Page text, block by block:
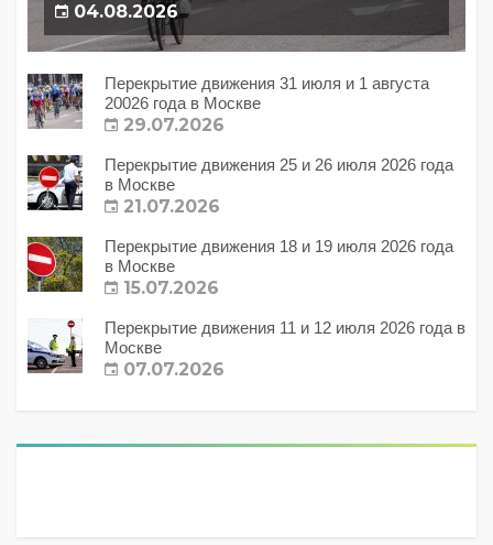
04.08.2026
Перекрытие движения 31 июля и 1 августа
20026 года в Москве
29.07.2026
Перекрытие движения 25 и 26 июля 2026 года
в Москве
21.07.2026
Перекрытие движения 18 и 19 июля 2026 года
в Москве
15.07.2026
Перекрытие движения 11 и 12 июля 2026 года в
Москве
07.07.2026